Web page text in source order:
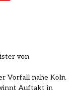
von
Vorfall nahe Köln
Auftakt in